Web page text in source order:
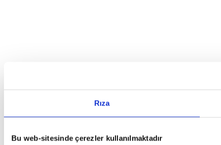
Rıza
Bu web-sitesinde çerezler kullanılmaktadır